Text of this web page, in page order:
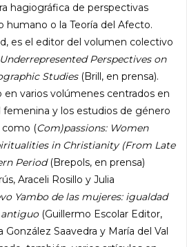
hagiográfica de perspectivas
humano o la Teoría del Afecto.
es el editor del volumen colectivo
Perspectives on
Studies (Brill, en prensa).
en varios volúmenes centrados en
femenina y los estudios de género
como (Com)passions: Women
in Christianity (From Late
Period(Brepols, en prensa)
Araceli Rosillo y Julia
Yambo de las mujeres: igualdad
(Guillermo Escolar Editor,
Saavedra y María del Val